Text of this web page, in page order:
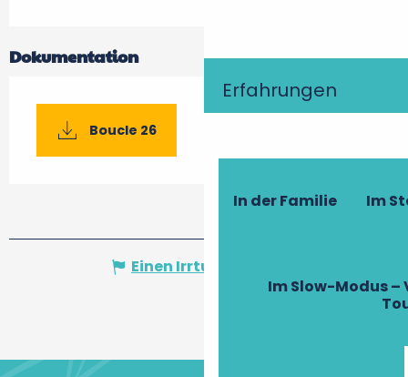
Erfahrungen
In der Familie Im
Im Slow-Modus
Dokumentation
Boucle 26
Einen Irrtum angeben